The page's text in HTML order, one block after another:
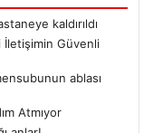
ablası
Atmıyor
anlar!